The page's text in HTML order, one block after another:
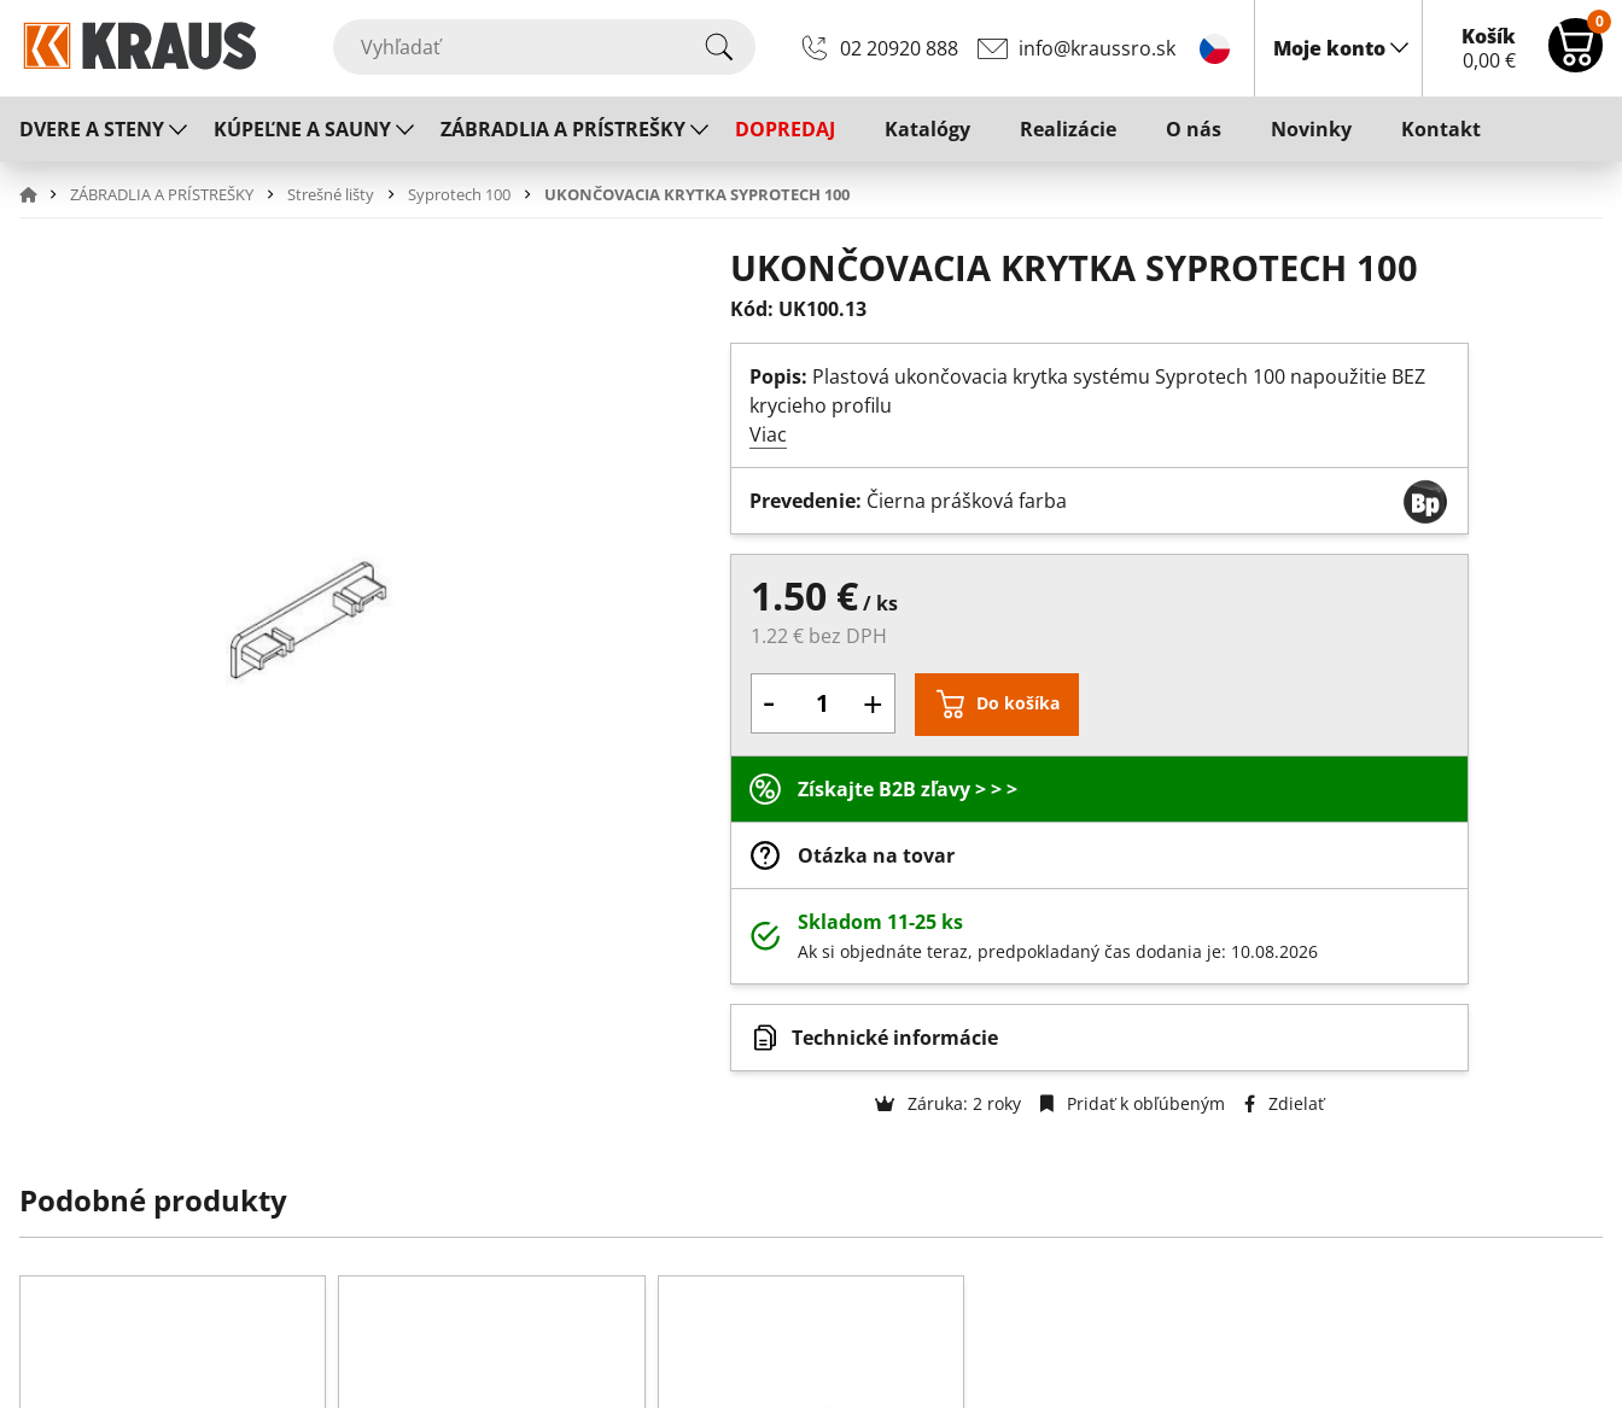
02 20920 888 info@kraussro.sk Moje konto
Košík
0,00€
0
DVERE A STENY KÚPEĽNE A SAUNY ZÁBRADLIA A PRÍSTREŠKY DOPREDAJ Katalógy Realizácie O nás Novinky Kontakt
ZÁBRADLIA A PRÍSTREŠKY Strešné lišty Syprotech 100 UKONČOVACIA KRYTKA SYPROTECH 100
UKONČOVACIA KRYTKA SYPROTECH 100
Kód: UK100.13
Popis: Plastová ukončovacia krytka systému Syprotech 100 napoužitie BEZ
krycieho profilu
Viac
Prevedenie: Čierna prášková farba
1.50 €/ ks
1.22 € bez DPH
- + Do košíka
Získajte B2B zľavy > > >
Otázka na tovar
Skladom 11-25 ks
Ak si objednáte teraz, predpokladaný čas dodania je: 10.08.2026
Technické informácie
Záruka: 2 roky Pridať k obľúbeným Zdielať
Podobné produkty